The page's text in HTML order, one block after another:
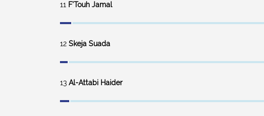
11 F'Touh Jamal
12 Skeja Suada
13 Al-Attabi Haider